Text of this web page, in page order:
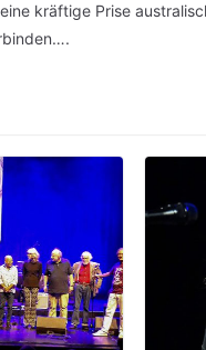
kräftige Prise